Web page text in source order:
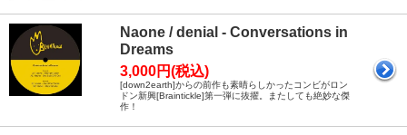
Naone / denial - Conversations in
Dreams
3,000円(税込)
[down2earth]からの前作も素晴らしかったコンビがロン
ドン新興[Braintickle]第一弾に抜擢。またしても絶妙な傑
作！